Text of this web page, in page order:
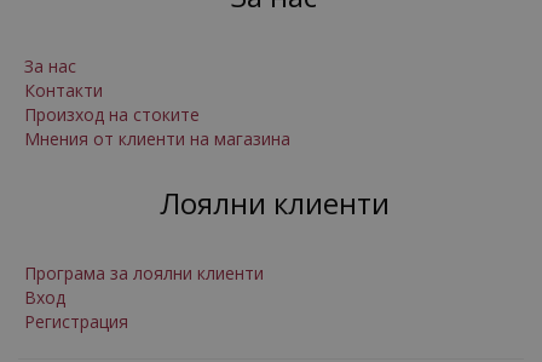
За нас
Контакти
Произход на стоките
Мнения от клиенти на магазина
Лоялни клиенти
Програма за лоялни клиенти
Вход
Регистрация